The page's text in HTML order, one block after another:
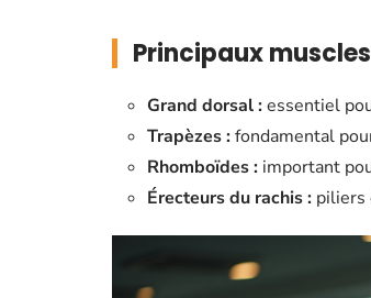
Principaux
Grand dorsal :essentiel
Trapèzes :fondamental
Rhomboïdes : important
Érecteurs du rachis : piliers